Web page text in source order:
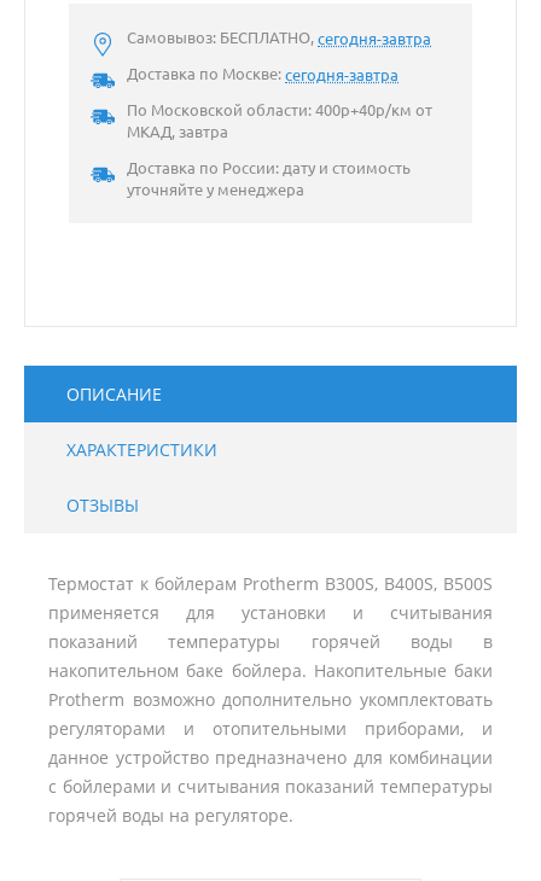
Самовывоз: БЕСПЛАТНО,сегодня-завтра
Доставка по Москве:сегодня-завтра
По Московской области: 400р+40р/км от
МКАД, завтра
Доставка по России: дату и стоимость
уточняйте у менеджера
ОПИСАНИЕ
ХАРАКТЕРИСТИКИ
ОТЗЫВЫ
Термостат к бойлерам Protherm B300S, B400S, B500S
применяется для установки и считывания
показаний температуры горячей воды в
накопительном баке бойлера. Накопительные баки
Protherm возможно дополнительно укомплектовать
регуляторами и отопительными приборами, и
данное устройство предназначено для комбинации
с бойлерами и считывания показаний температуры
горячей воды на регуляторе.